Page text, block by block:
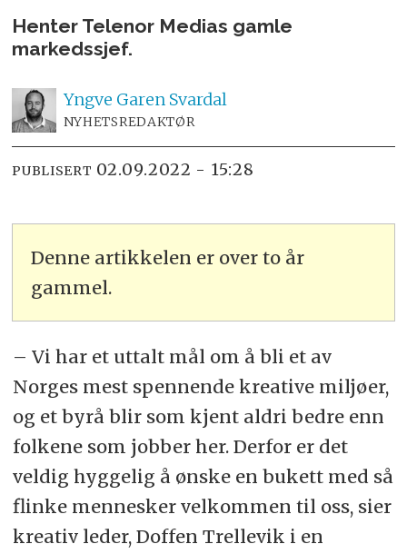
Henter Telenor Medias gamle
markedssjef.
Yngve Garen Svardal
NYHETSREDAKTØR
PUBLISERT 02.09.2022 - 15:28
Denne artikkelen er over to år
gammel.
– Vi har et uttalt mål om å bli et av
Norges mest spennende kreative miljøer,
og et byrå blir som kjent aldri bedre enn
folkene som jobber her. Derfor er det
veldig hyggelig å ønske en bukett med så
flinke mennesker velkommen til oss, sier
kreativ leder, Doffen Trellevik i en